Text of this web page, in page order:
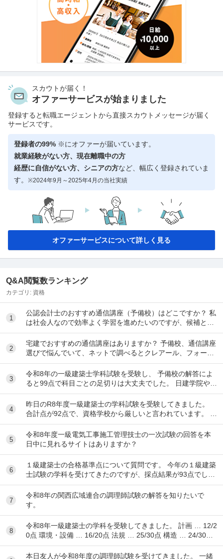
スカウトが届く！
オファーサービスが始まりました
登録すると転職エージェントから直接スカウトメッセージが届く
サービスです。
登録者の99% ※にオファーが届いています。
就業経験がない方、現在離職中の方
経歴に自信がない方、シニアの方など、幅広く登録されていま
す。 ※2024年9月～2025年4月の当社実績
オファーサービスについて詳しく見る
Q&A閲覧数ランキング
カテゴリ: 資格
1
公認会計士のおすすめ通信講座（予備校）はどこですか？ 私
は社会人なので効率よく学習を進めたいのですが、候補とし
てはクレアール、LEC、CPA会計学院、大原...
2
宅建でおすすめの通信講座はありますか？ 予備校、通信講座
選びで悩んでいて、ネットで調べるとクレアール、フォーサ
イト、スタディング、TACなど色々出てきて...
3
令和8年の一級建築士学科試験を受験し、 予備校の解答によ
ると99点で科目ごとの足切りは大丈夫でした。 日建学院やX
によると合格最低点予想が高くなると言われ...
4
昨日のR8年度一級建築士の学科試験を受験してきました。
合計点が92点で、資格学校から厳しいと言われています。 製
図の準備は始めるべきでしょうか？ ちな...
5
令和8年度一級電気工事施工管理技士の一次試験の回答を本
日中に見れるサイトはありますか？
6
１級建築士の合格基準点について質問です。 今年の１級建築
士試験の学科を受けてきたのですが、採点結果が93点でし
た。 各予備校の予想される合格基準点は N...
7
令和8年の関西広域連合の調理師試験の解答を知りたいで
す。
8
令和8年一級建築士の学科を受験してきました。 計画 … 12/2
0点 環境・設備 … 16/20点 法規 … 25/30点 構造 … 24/30点
...
本日友人が令和8年度の調理師試験を受けてきました。 一緒